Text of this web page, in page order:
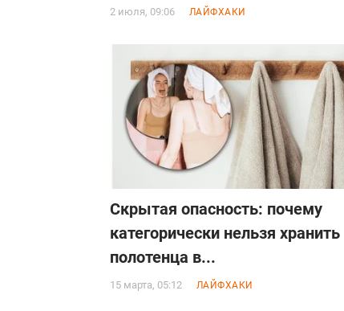
2 июля, 09:06 ЛАЙФХАКИ
Скрытая опасность: почему
категорически нельзя хранить
полотенца в...
15 марта, 05:12 ЛАЙФХАКИ